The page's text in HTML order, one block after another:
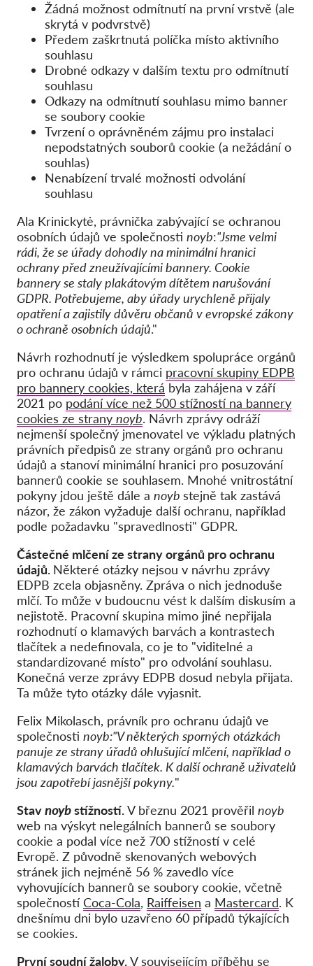
Žádná možnost odmítnutí na první vrstvě (ale
skrytá v podvrstvě)
Předem zaškrtnutá políčka místo aktivního
souhlasu
Drobné odkazy v dalším textu pro odmítnutí
souhlasu
Odkazy na odmítnutí souhlasu mimo banner
se soubory cookie
Tvrzení o oprávněném zájmu pro instalaci
nepodstatných souborů cookie (a nežádání o
souhlas)
Nenabízení trvalé možnosti odvolání
souhlasu
Ala Krinickytė, právnička zabývající se ochranou
osobních údajů ve společnosti noyb:"Jsme velmi
rádi, že se úřady dohodly na minimální hranici
ochrany před zneužívajícími bannery. Cookie
bannery se staly plakátovým dítětem narušování
GDPR. Potřebujeme, aby úřady urychleně přijaly
opatření a zajistily důvěru občanů v evropské zákony
o ochraně osobních údajů."
Návrh rozhodnutí je výsledkem spolupráce orgánů
pro ochranu údajů v rámci pracovní skupiny EDPB
pro bannery cookies, která byla zahájena v září
2021 po podání více než 500 stížností na bannery
cookies ze strany noyb. Návrh zprávy odráží
nejmenší společný jmenovatel ve výkladu platných
právních předpisů ze strany orgánů pro ochranu
údajů a stanoví minimální hranici pro posuzování
bannerů cookie se souhlasem. Mnohé vnitrostátní
pokyny jdou ještě dále a noyb stejně tak zastává
názor, že zákon vyžaduje další ochranu, například
podle požadavku "spravedlnosti" GDPR.
Částečné mlčení ze strany orgánů pro ochranu
údajů. Některé otázky nejsou v návrhu zprávy
EDPB zcela objasněny. Zpráva o nich jednoduše
mlčí. To může v budoucnu vést k dalším diskusím a
nejistotě. Pracovní skupina mimo jiné nepřijala
rozhodnutí o klamavých barvách a kontrastech
tlačítek a nedefinovala, co je to "viditelné a
standardizované místo" pro odvolání souhlasu.
Konečná verze zprávy EDPB dosud nebyla přijata.
Ta může tyto otázky dále vyjasnit.
Felix Mikolasch, právník pro ochranu údajů ve
společnosti noyb:"V některých sporných otázkách
panuje ze strany úřadů ohlušující mlčení, například o
klamavých barvách tlačítek. K další ochraně uživatelů
jsou zapotřebí jasnější pokyny."
Stavnoybstížností.V březnu 2021 prověřil noyb
web na výskyt nelegálních bannerů se soubory
cookie a podal více než 700 stížností v celé
Evropě. Z původně skenovaných webových
stránek jich nejméně 56 % zavedlo více
vyhovujících bannerů se soubory cookie, včetně
společnostíCoca-Cola, Raiffeisen a Mastercard. K
dnešnímu dni bylo uzavřeno 60 případů týkajících
se cookies.
První soudní žaloby.V souvisejícím příběhu se